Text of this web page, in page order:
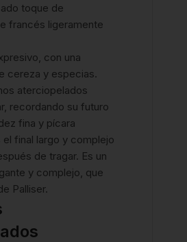
toque de
francés ligeramente
con una
cereza y especias.
aterciopelados
recordando su futuro
fina y pícara
final largo y complejo
de tragar. Es un
y complejo, que
Palliser.